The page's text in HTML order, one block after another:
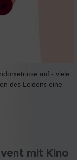
auf - viele
des Leidens eine
mit Kino